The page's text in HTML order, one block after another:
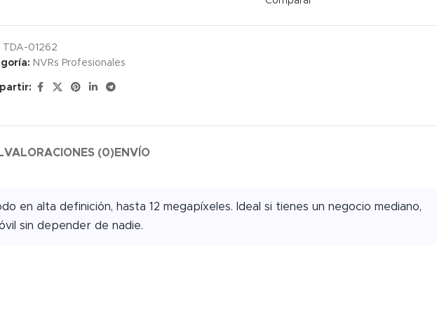
TDA-01262
NVRs Profesionales
VALORACIONES (0)ENVÍO
en alta definición, hasta 12 megapíxeles. Ideal si tienes un negocio mediano,
sin depender de nadie.